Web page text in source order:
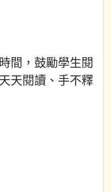
間，鼓勵學生閱
天閱讀、手不釋